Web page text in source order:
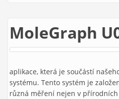
MoleGraph
aplikace, která je součástí
systému. Tento systém je
různá měření nejen v